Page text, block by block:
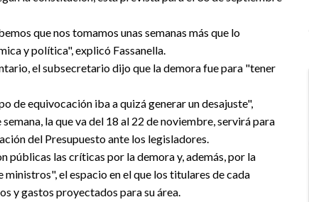
que nos tomamos unas semanas más que lo
y política", explicó Fassanella.
el subsecretario dijo que la demora fue para "tener
de equivocación iba a quizá generar un desajuste",
la que va del 18 al 22 de noviembre, servirá para
del Presupuesto ante los legisladores.
públicas las críticas por la demora y, además, por la
el espacio en el que los titulares de cada
y gastos proyectados para su área.